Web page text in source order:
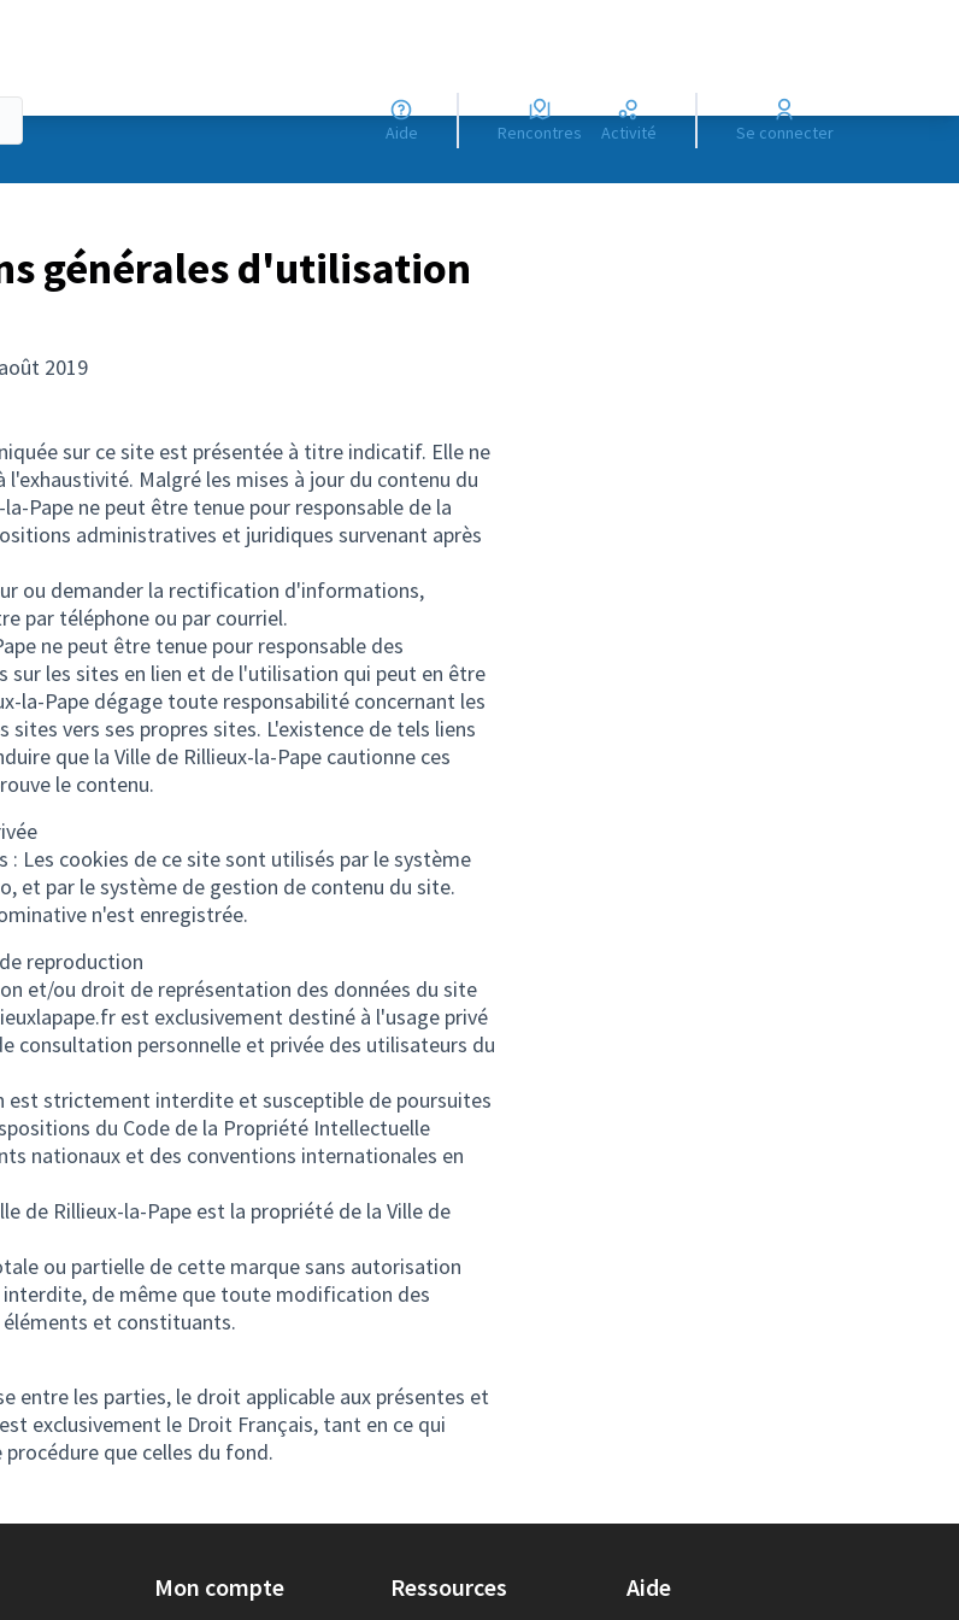
Aide Rencontres Activité Se connecter
générales d'utilisation
2019
sur ce site est présentée à titre indicatif. Elle ne
l'exhaustivité. Malgré les mises à jour du contenu du
Pape ne peut être tenue pour responsable de la
administratives et juridiques survenant après
ou demander la rectification d'informations,
par téléphone ou par courriel.
ne peut être tenue pour responsable des
sur les sites en lien et de l'utilisation qui peut en être
la-Pape dégage toute responsabilité concernant les
sites vers ses propres sites. L'existence de tels liens
que la Ville de Rillieux-la-Pape cautionne ces
le contenu.
: Les cookies de ce site sont utilisés par le système
et par le système de gestion de contenu du site.
n'est enregistrée.
reproduction
et/ou droit de représentation des données du site
est exclusivement destiné à l'usage privé
consultation personnelle et privée des utilisateurs du
strictement interdite et susceptible de poursuites
du Code de la Propriété Intellectuelle
nationaux et des conventions internationales en
de Rillieux-la-Pape est la propriété de la Ville de
ou partielle de cette marque sans autorisation
de même que toute modification des
et constituants.
entre les parties, le droit applicable aux présentes et
exclusivement le Droit Français, tant en ce qui
procédure que celles du fond.
Mon compte Ressources Aide